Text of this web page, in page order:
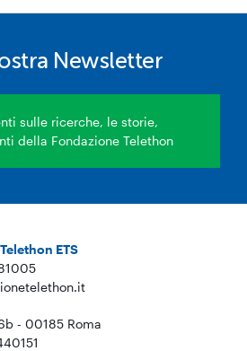
Newsletter
sulle ricerche, le storie,
della Fondazione Telethon
ETS
- 00185 Roma